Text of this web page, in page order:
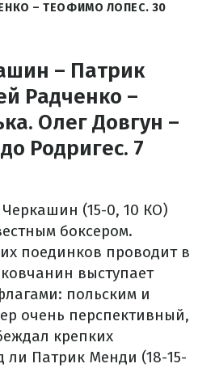
– ТЕОФИМО ЛОПЕС. 30
– Патрик
Радченко –
Олег Довгун –
Родригес. 7
(15-0, 10 КО)
боксером.
поединков проводит в
выступает
польским и
очень перспективный,
крепких
ли Патрик Менди (18-15-